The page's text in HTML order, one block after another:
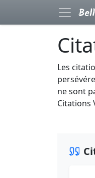
Les
ne sont
Citations